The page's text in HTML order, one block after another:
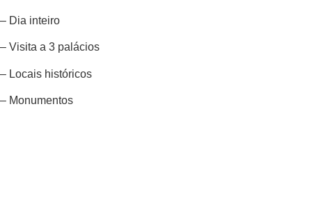
– Dia inteiro
– Visita a 3 palácios
– Locais históricos
– Monumentos